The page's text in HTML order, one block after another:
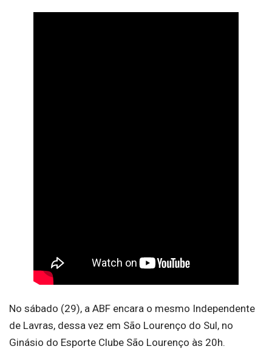
No sábado (29), a ABF encara o mesmo Independente
de Lavras, dessa vez em São Lourenço do Sul, no
Ginásio do Esporte Clube São Lourenço às 20h.